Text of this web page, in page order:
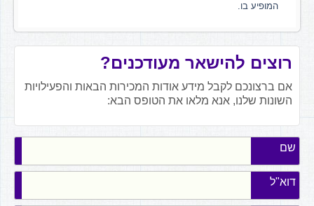
המופיע בו.
רוצים להישאר מעודכנים?
אם ברצונכם לקבל מידע אודות המכירות הבאות והפעילויות
השונות שלנו, אנא מלאו את הטופס הבא:
שם
דוא"ל